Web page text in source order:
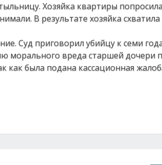
Хозяйка квартиры
В результате хозяйка
Суд приговорил убийцу к семи
морального вреда старшей дочери
как была подана кассационная